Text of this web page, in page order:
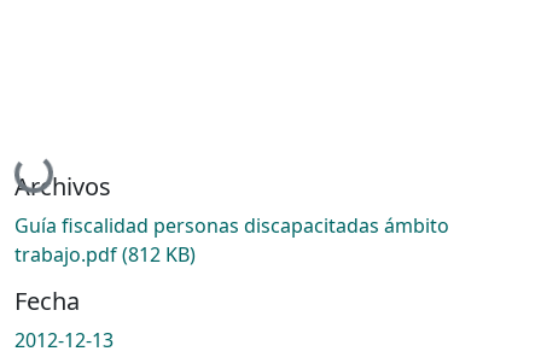
Cargando...
Archivos
Guía fiscalidad personas discapacitadas ámbito
trabajo.pdf(812 KB)
Fecha
2012-12-13